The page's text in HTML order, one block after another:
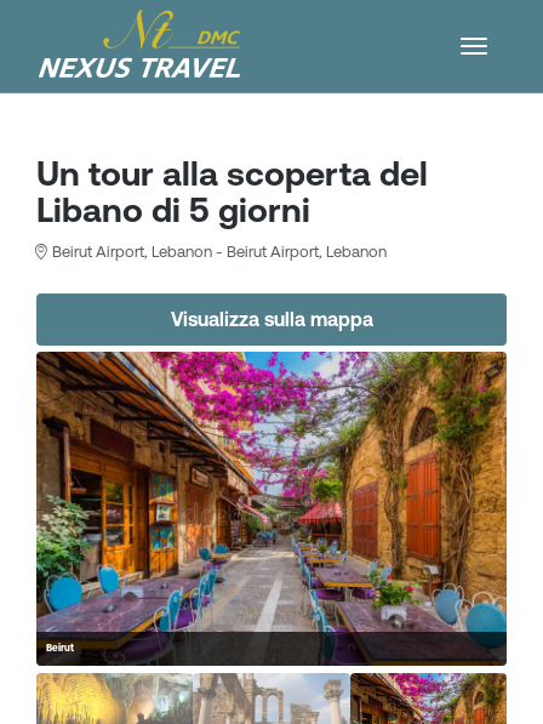
Un tour alla scoperta del
Libano di 5 giorni
Beirut Airport, Lebanon - Beirut Airport, Lebanon
Visualizza sulla mappa
Beirut